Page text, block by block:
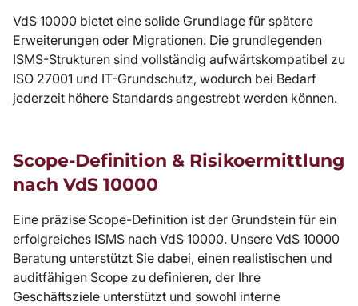
VdS 10000 bietet eine solide Grundlage für spätere
Erweiterungen oder Migrationen. Die grundlegenden
ISMS-Strukturen sind vollständig aufwärtskompatibel zu
ISO 27001 und IT-Grundschutz, wodurch bei Bedarf
jederzeit höhere Standards angestrebt werden können.
Scope-Definition & Risikoermittlung
nach VdS 10000
Eine präzise Scope-Definition ist der Grundstein für ein
erfolgreiches ISMS nach VdS 10000. Unsere VdS 10000
Beratung unterstützt Sie dabei, einen realistischen und
auditfähigen Scope zu definieren, der Ihre
Geschäftsziele unterstützt und sowohl interne